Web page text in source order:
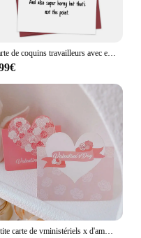
Carte de coquins travailleurs avec enveloppe, cartes cadeaux d'amour, carte sexy pour petit ami, mari, petite amie, carte drôle du jour de Léon, 1PC
Petite carte de vministériels x d'amour pour la fête des mères, carte de message de bénédiction, fête des mères, Noël, anniversaire, événement, vacances, 16 pièces